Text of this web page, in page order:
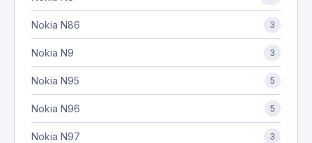
Nokia N86 3
Nokia N9 3
Nokia N95 5
Nokia N96 5
Nokia N97 3